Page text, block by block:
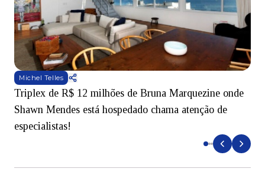
Michel Telles
Triplex de R$ 12 milhões de Bruna Marquezine onde
Shawn Mendes está hospedado chama atenção de
especialistas!